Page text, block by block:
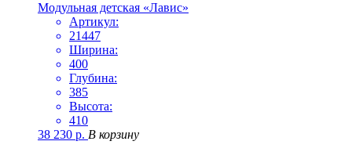
Модульная детская «Лавис»
Артикул:
21447
Ширина:
400
Глубина:
385
Высота:
410
38 230 р. В корзину